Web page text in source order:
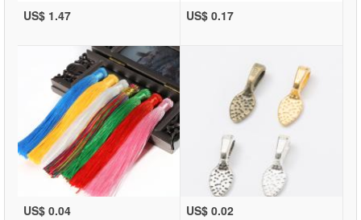
US$ 1.47 US$ 0.17
US$ 0.04 US$ 0.02